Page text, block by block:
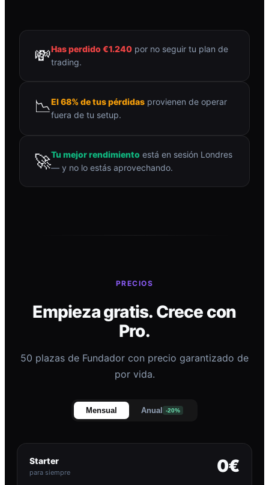
💸Has perdido €1.240 por no seguir tu plan de
trading.
📉El 68% de tus pérdidas provienen de operar
fuera de tu setup.
🚀Tu mejor rendimiento está en sesión Londres
— y no lo estás aprovechando.
PRECIOS
Empieza gratis. Crece con
Pro.
50 plazas de Fundador con precio garantizado de
por vida.
Mensual Anual -20%
Starter
para siempre 0€